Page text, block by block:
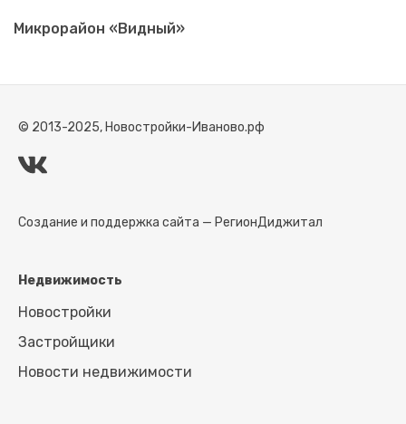
Микрорайон «Видный»
© 2013-2025, Новостройки-Иваново.рф
Создание и поддержка сайта — РегионДиджитал
Недвижимость
Новостройки
Застройщики
Новости недвижимости